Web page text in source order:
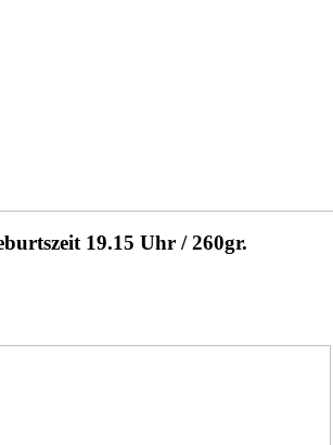
19.15 Uhr / 260gr.